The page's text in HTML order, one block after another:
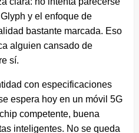
y el enfoque de
bastante marcada. Eso
alguien cansado de
sí.
con especificaciones
espera hoy en un móvil 5G
competente, buena
inteligentes. No se queda